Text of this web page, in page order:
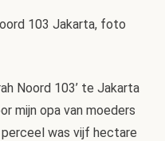
103 Jakarta, foto
Noord 103’ te Jakarta
mijn opa van moeders
was vijf hectare